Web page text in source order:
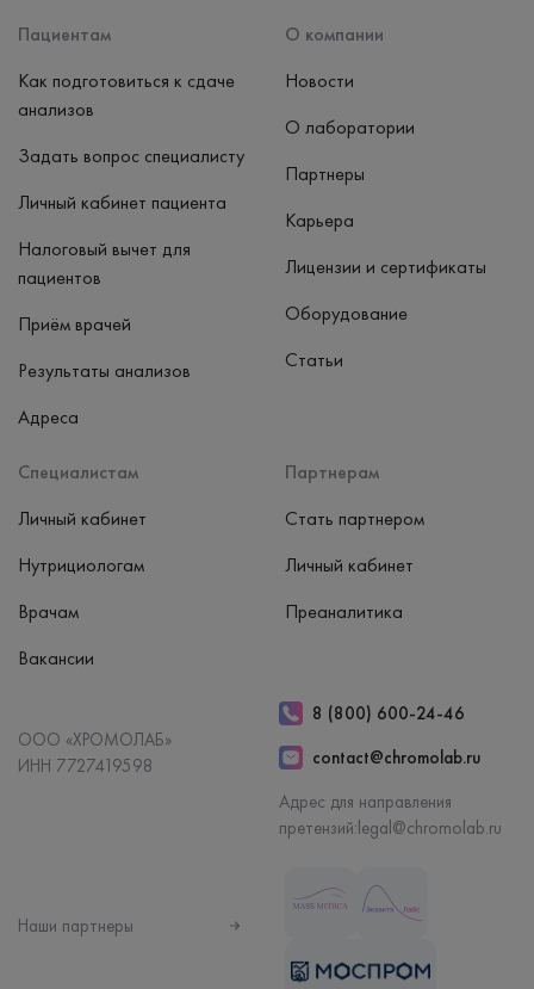
Пациентам
Как подготовиться к сдаче
анализов
Задать вопрос специалисту
Личный кабинет пациента
Налоговый вычет для
пациентов
Приём врачей
Результаты анализов
Адреса
Специалистам
Личный кабинет
Нутрициологам
Врачам
Вакансии
Партнерам
Стать партнером
Личный кабинет
Преаналитика
О компании
Новости
О лаборатории
Партнеры
Карьера
Лицензии и сертификаты
Оборудование
Статьи
ООО «ХРОМОЛАБ»
ИНН 7727419598
8 (800) 600-24-46
contact@chromolab.ru
Адрес для направления
претензий:legal@chromolab.ru
Наши партнеры